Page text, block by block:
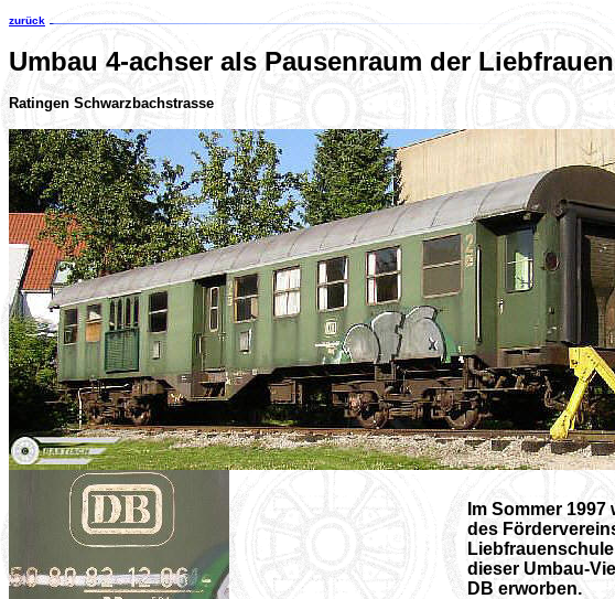
zurück
Umbau 4-achser als Pausenraum der
Ratingen Schwarzbachstrasse
Im Sommer
des
dieser Umbau-
DB erworben.